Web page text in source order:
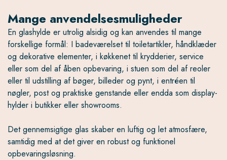
Mange anvendelsesmuligheder
En glashylde er utrolig alsidig og kan anvendes til mange
forskellige formål: I badeværelset til toiletartikler, håndklæder
og dekorative elementer, i køkkenet til krydderier, service
eller som del af åben opbevaring, i stuen som del af reoler
eller til udstilling af bøger, billeder og pynt, i entréen til
nøgler, post og praktiske genstande eller endda som display-
hylder i butikker eller showrooms.
Det gennemsigtige glas skaber en luftig og let atmosfære,
samtidig med at det giver en robust og funktionel
opbevaringsløsning.